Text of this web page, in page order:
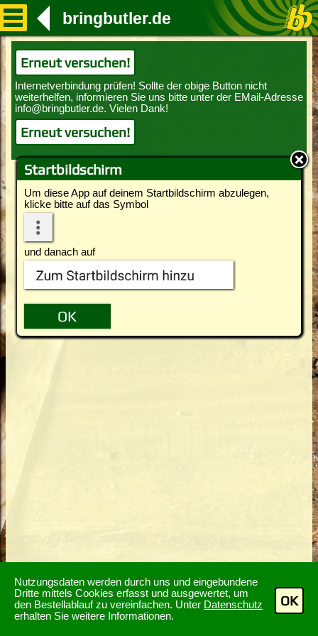
Nutzungsdaten werden durch uns und eingebundene
Dritte mittels Cookies erfasst und ausgewertet, um
den Bestellablauf zu vereinfachen. Unter Datenschutz
erhalten Sie weitere Informationen.
OK
Startbildschirm
Um diese App auf deinem Startbildschirm abzulegen,
klicke bitte auf das Symbol
und danach auf
bringbutler.de
Erneut versuchen!
Erneut versuchen!